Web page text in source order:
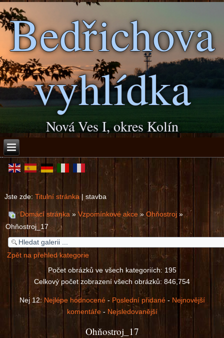
Bedřichova
vyhlídka
Nová Ves I, okres Kolín
Jste zde:Titulní stránka|stavba
Domácí stránka» Vzpomínkové akce» Ohňostroj »
Ohňostroj_17
Zpět na přehled kategorie
Počet obrázků ve všech kategoriích: 195
Celkový počet zobrazení všech obrázků: 846,754
Nej 12: Nejlépe hodnocené- Poslední přidané- Nejnovější
komentáře- Nejsledovanější
Ohňostroj_17